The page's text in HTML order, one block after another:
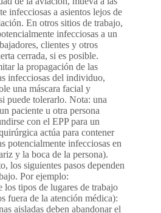
infecciosas a asientos lejos de
En otros sitios de trabajo,
infecciosas a un
clientes y otros
cerrada, si es posible.
la propagación de las
infecciosas del individuo,
una máscara facial y
puede tolerarlo. Nota: una
paciente u otra persona
con el EPP para un
actúa para contener
potencialmente infecciosas en
y la boca de la persona).
los siguientes pasos dependen
Por ejemplo:
los tipos de lugares de trabajo
fuera de la atención médica):
aisladas deben abandonar el